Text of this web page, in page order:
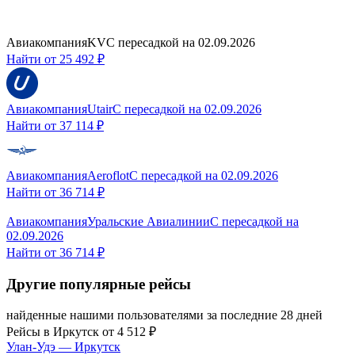
АвиакомпанияKVС пересадкой на 02.09.2026
Найти от 25 492 ₽
АвиакомпанияUtairС пересадкой на 02.09.2026
Найти от 37 114 ₽
АвиакомпанияAeroflotС пересадкой на 02.09.2026
Найти от 36 714 ₽
АвиакомпанияУральские АвиалинииС пересадкой на
02.09.2026
Найти от 36 714 ₽
Другие популярные рейсы
найденные нашими пользователями за последние 28 дней
Рейсы в Иркутск от 4 512 ₽
Улан-Удэ — Иркутск